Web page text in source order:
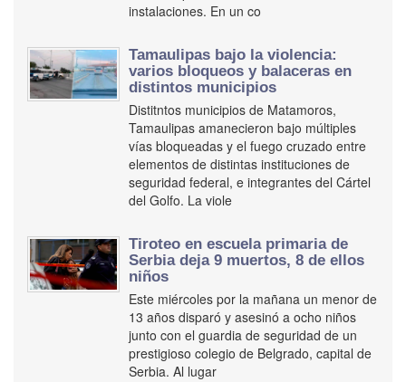
instalaciones. En un co
Tamaulipas bajo la violencia:
varios bloqueos y balaceras en
distintos municipios
Distitntos municipios de Matamoros,
Tamaulipas amanecieron bajo múltiples
vías bloqueadas y el fuego cruzado entre
elementos de distintas instituciones de
seguridad federal, e integrantes del Cártel
del Golfo. La viole
Tiroteo en escuela primaria de
Serbia deja 9 muertos, 8 de ellos
niños
Este miércoles por la mañana un menor de
13 años disparó y asesinó a ocho niños
junto con el guardia de seguridad de un
prestigioso colegio de Belgrado, capital de
Serbia. Al lugar